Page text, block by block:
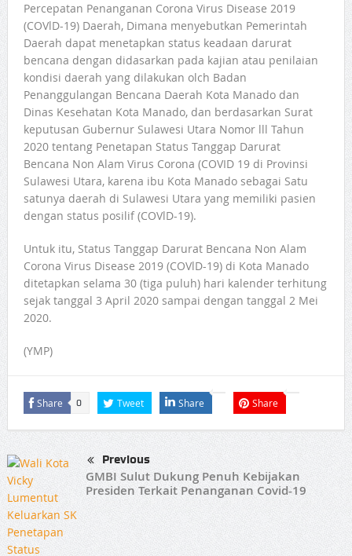
Percepatan Penanganan Corona Virus Disease 2019
(COVlD-19) Daerah, Dimana menyebutkan Pemerintah
Daerah dapat menetapkan status keadaan darurat
bencana dengan didasarkan pada kajian atau penilaian
kondisi daerah yang dilakukan olch Badan
Penanggulangan Bencana Daerah Kota Manado dan
Dinas Kesehatan Kota Manado, dan berdasarkan Surat
keputusan Gubernur Sulawesi Utara Nomor lll Tahun
2020 tentang Penetapan Status Tanggap Darurat
Bencana Non Alam Virus Corona (COVID 19 di Provinsi
Sulawesi Utara, karena ibu Kota Manado sebagai Satu
satunya daerah di Sulawesi Utara yang memiliki pasien
dengan status posilif (COVlD-19).
Untuk itu, Status Tanggap Darurat Bencana Non Alam
Corona Virus Disease 2019 (COVlD-19) di Kota Manado
ditetapkan selama 30 (tiga puluh) hari kalender terhitung
sejak tanggal 3 April 2020 sampai dengan tanggal 2 Mei
2020.
(YMP)
Share 0 Tweet Share Share
Previous
GMBI Sulut Dukung Penuh Kebijakan
Presiden Terkait Penanganan Covid-19